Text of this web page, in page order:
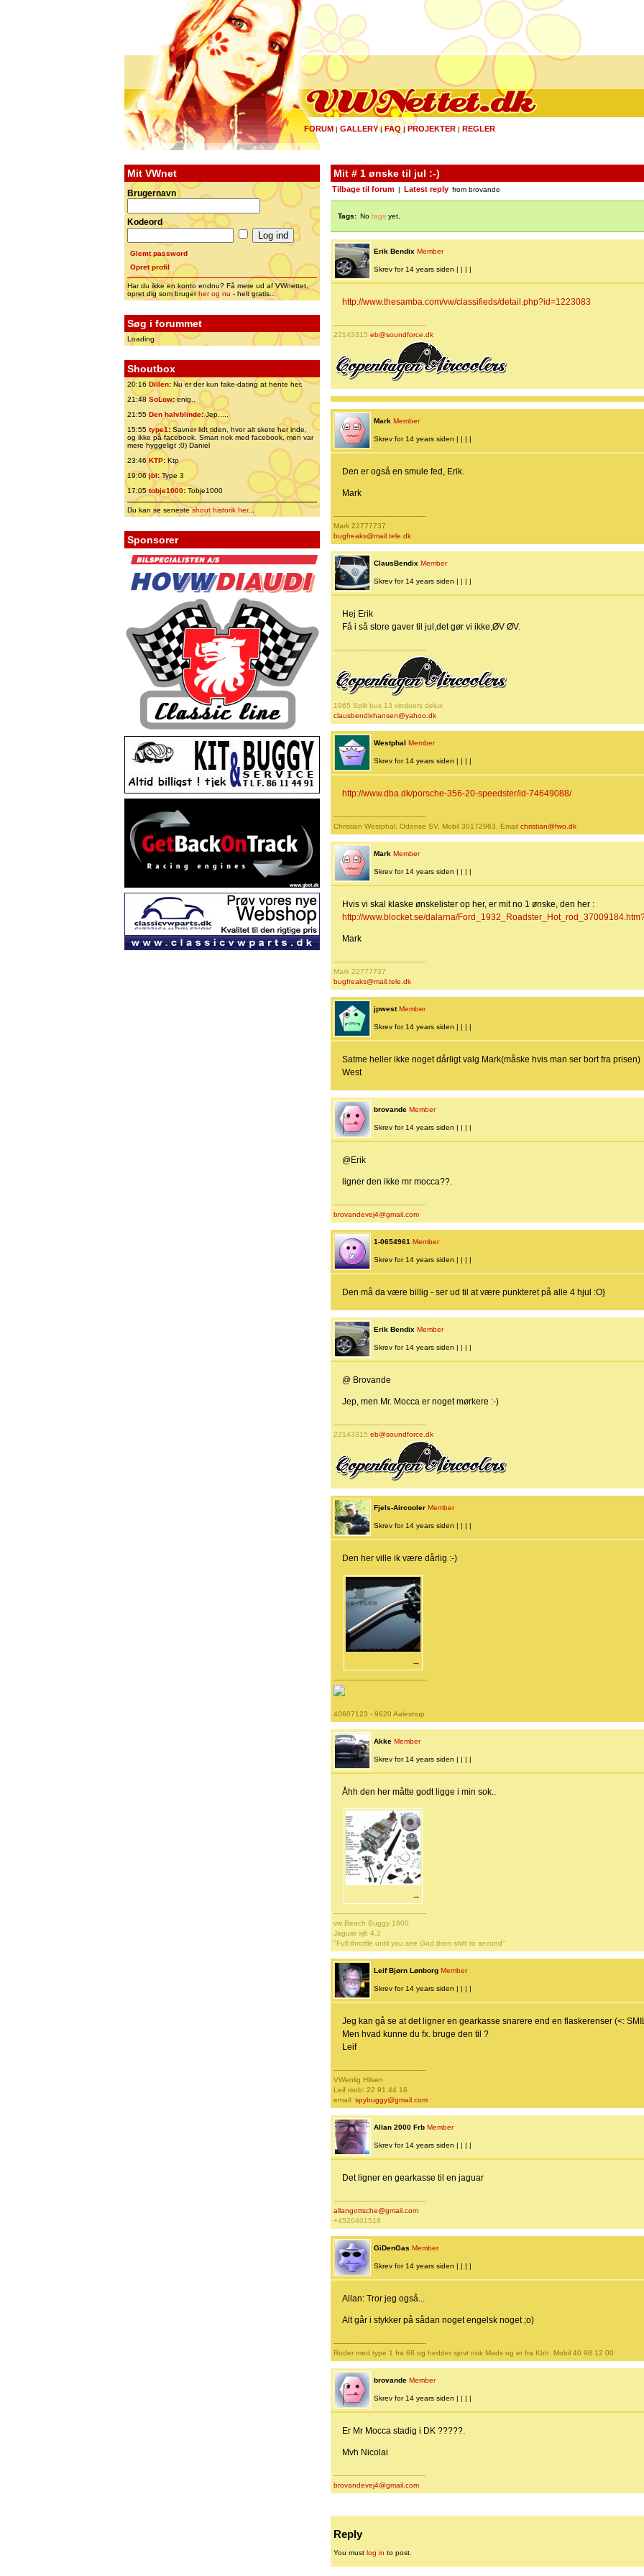
FORUM | GALLERY|FAQ | PROJEKTER | REGLER
Mit VWnet
Brugernavn
Kodeord
Glemt password
Opret profil
Har du ikke en konto endnu? Få mere ud af VWnettet,
opret dig som brugerher og nu - helt gratis...
Søg i forummet
Loading
Shoutbox
20:16 Dillen: Nu er der kun fake-dating at hente her.
21:48 SoLow:enig..
21:55 Den halvblinde:Jep.....
15:55 type1:Savner lidt tiden, hvor alt skete her inde,
og ikke på facebook. Smart nok med facebook, men var
mere hyggeligt ;0) Daniel
23:46 KTP:Ktp
19:06jbl:Type 3
17:05tobje1000: Tobje1000
Du kan se senesteshout historik her...
Sponsorer
Mit # 1 ønske til jul :-)
Tilbage til forum Latest reply from brovande
Tags: No tags yet.
Erik Bendix Member
Skrev for 14 years siden | | | |
http://www.thesamba.com/vw/classifieds/detail.php?id=1223083
-------------------------------------------
22143315 eb@soundforce.dk
Mark Member
Skrev for 14 years siden | | | |
Den er også en smule fed, Erik.
Mark
-------------------------------------------
Mark 22777737
bugfreaks@mail.tele.dk
ClausBendix Member
Skrev for 14 years siden | | | |
Hej Erik
Få i så store gaver til jul,det gør vi ikke,ØV ØV.
-------------------------------------------
1965 Split bus 13 vinduers delux
clausbendixhansen@yahoo.dk
Westphal Member
Skrev for 14 years siden | | | |
http://www.dba.dk/porsche-356-20-speedster/id-74649088/
-------------------------------------------
Christian Westphal. Odense SV, Mobil 30172963, Email christian@fwo.dk
Mark Member
Skrev for 14 years siden | | | |
Hvis vi skal klaske ønskelister op her, er mit no 1 ønske, den her :
http://www.blocket.se/dalarna/
Mark
-------------------------------------------
Mark 22777737
bugfreaks@mail.tele.dk
jpwest Member
Skrev for 14 years siden | | | |
Satme heller ikke noget dårligt valg Mark(måske hvis man ser bort fra prisen)
West
brovande Member
Skrev for 14 years siden | | | |
@Erik
ligner den ikke mr mocca??.
-------------------------------------------
brovandevej4@gmail.com
1-0654961 Member
Skrev for 14 years siden | | | |
Den må da være billig - ser ud til at være punkteret på alle 4 hjul :O}
Erik Bendix Member
Skrev for 14 years siden | | | |
@ Brovande
Jep, men Mr. Mocca er noget mørkere :-)
-------------------------------------------
22143315 eb@soundforce.dk
Fjels-Aircooler Member
Skrev for 14 years siden | | | |
Den her ville ik være dårlig :-)
→
-------------------------------------------
40607123 - 9620 Aalestrup
Akke Member
Skrev for 14 years siden | | | |
Åhh den her måtte godt ligge i min sok..
→
-------------------------------------------
vw Beach Buggy 1600
Jaguar xj6 4.2
"Full throttle until you see God,then shift to second"
Leif Bjørn Lønborg Member
Skrev for 14 years siden | | | |
Jeg kan gå se at det ligner en gearkasse snarere end en flaskerenser (<:
Men hvad kunne du fx. bruge den til ?
Leif
-------------------------------------------
VWenlig Hilsen
Leif mob: 22 91 44 16
email: spybuggy@gmail.com
Allan 2000 Frb Member
Skrev for 14 years siden | | | |
Det ligner en gearkasse til en jaguar
-------------------------------------------
allangottsche@gmail.com
+4520401518
GiDenGas Member
Skrev for 14 years siden | | | |
Allan: Tror jeg også...
Alt går i stykker på sådan noget engelsk noget ;o)
-------------------------------------------
Roder med type 1 fra 68 og hedder sjovt nok Mads og er fra Kbh. Mobil 40 98 12 00
brovande Member
Skrev for 14 years siden | | | |
Er Mr Mocca stadig i DK ?????.
Mvh Nicolai
-------------------------------------------
brovandevej4@gmail.com
Reply
You must log in to post.